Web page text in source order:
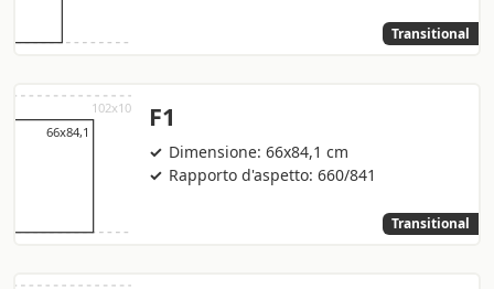
Transitional
F1
Dimensione: 66x84,1 cm
Rapporto d'aspetto: 660/841
Transitional